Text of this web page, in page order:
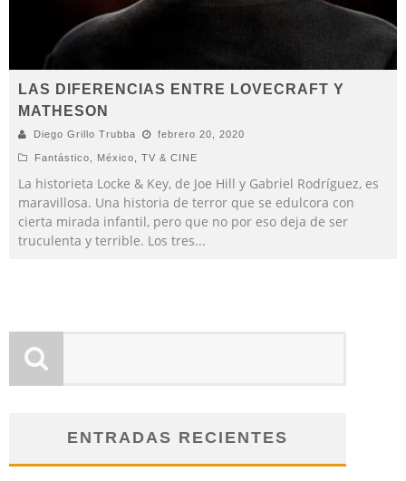
LAS DIFERENCIAS ENTRE LOVECRAFT Y
MATHESON
Diego Grillo Trubba febrero 20, 2020
Fantástico México TV & CINE
La historieta Locke & Key, de Joe Hill y Gabriel Rodríguez, es
maravillosa. Una historia de terror que se edulcora con
cierta mirada infantil, pero que no por eso deja de ser
truculenta y terrible. Los tres...
ENTRADAS RECIENTES